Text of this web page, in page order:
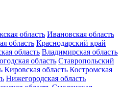
область Ивановская область
область Краснодарский край
область Владимирская область
область Ставропольский
Кировская область Костромская
Нижегородская область